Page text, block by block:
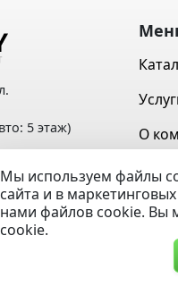
5 этаж)
Продажа,
|
О
Мы используем файлы
сайта и в
нами файлов cookie. Вы
cookie.